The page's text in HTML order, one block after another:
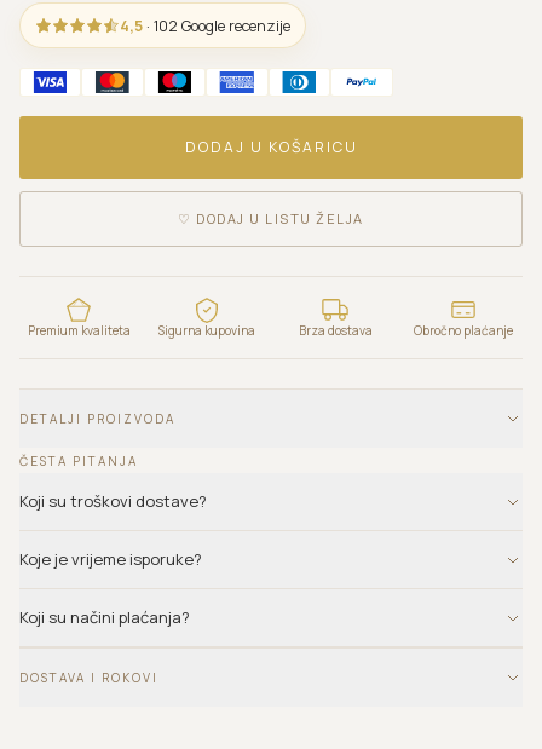
4,5 · 102 Google recenzije
DODAJ U KOŠARICU
♡ DODAJ U LISTU ŽELJA
Premium kvaliteta Sigurna kupovina Brza dostava Obročno plaćanje
DETALJI PROIZVODA
ČESTA PITANJA
Koji su troškovi dostave?
Koje je vrijeme isporuke?
Koji su načini plaćanja?
DOSTAVA I ROKOVI